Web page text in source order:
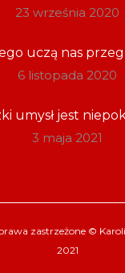
23 września 2020
uczą nas
6 listopada 2020
umysł jest
3 maja 2021
zastrzeżone ©
2021